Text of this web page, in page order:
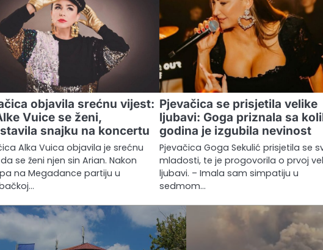
objavila srećnu vijest:
Vuice se ženi,
snajku na koncertu
Alka Vuica objavila je srećnu
se ženi njen sin Arian. Nakon
na Megadance partiju u
Pjevačica se prisjetila velike
ljubavi: Goga priznala sa
godina je izgubila nevinost
Pjevačica Goga Sekulić prisjetila se
mladosti, te je progovorila o prvoj
ljubavi. – Imala sam simpatiju u
sedmom…